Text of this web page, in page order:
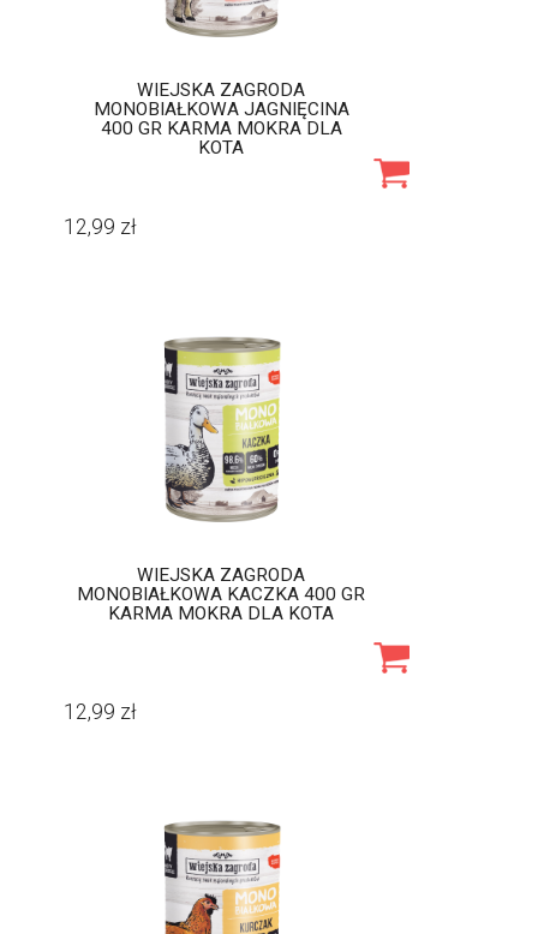
WIEJSKA ZAGRODA
MONOBIAŁKOWA JAGNIĘCINA
400 GR KARMA MOKRA DLA
KOTA
12,99 zł
WIEJSKA ZAGRODA
MONOBIAŁKOWA KACZKA 400 GR
KARMA MOKRA DLA KOTA
12,99 zł